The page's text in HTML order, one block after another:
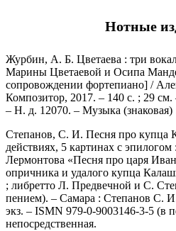
Нотные
Журбин, А. Б. Цветаева : три
Марины Цветаевой и Осипа
сопровождении фортепиано] /
Композитор, 2017. – 140 с. ; 29
– Н. д. 12070. – Музыка (знаковая)
Степанов, С. И. Песня про купца
действиях, 5 картинах с
Лермонтова «Песня про царя
опричника и удалого купца
; либретто Л. Предвечной и С.
пением). – Самара : Степанов С.
экз. – ISMN 979-0-9003146-3-5 (в
непосредственная.